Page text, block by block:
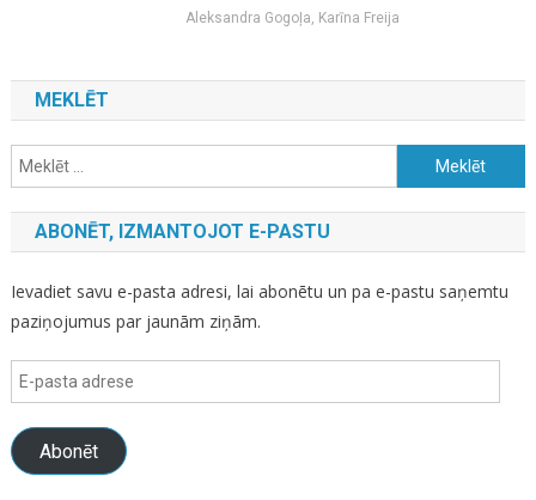
Aleksandra Gogoļa, Karīna Freija
MEKLĒT
Meklēt:
ABONĒT, IZMANTOJOT E-PASTU
Ievadiet savu e-pasta adresi, lai abonētu un pa e-pastu saņemtu
paziņojumus par jaunām ziņām.
E-
pasta
adrese
Abonēt